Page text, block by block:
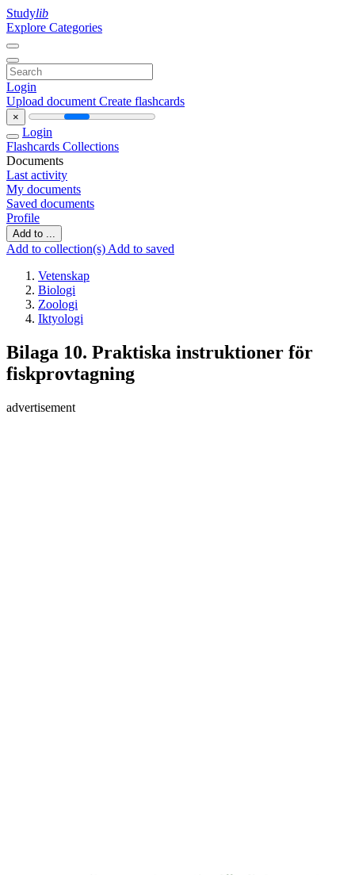
Studylib
Explore Categories
Login
Upload document Create flashcards
×
Login
Flashcards Collections
Documents
Last activity
My documents
Saved documents
Profile
Add to ...
Add to collection(s) Add to saved
Vetenskap
Biologi
Zoologi
Iktyologi
Bilaga 10. Praktiska instruktioner för
fiskprovtagning
advertisement